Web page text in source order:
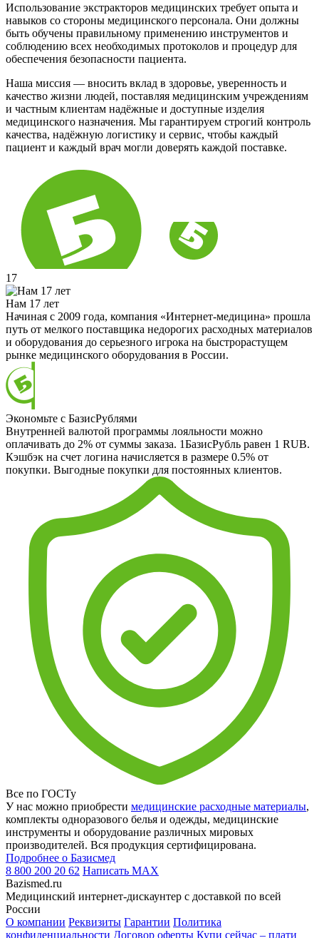
Использование экстракторов медицинских требует опыта и
навыков со стороны медицинского персонала. Они должны
быть обучены правильному применению инструментов и
соблюдению всех необходимых протоколов и процедур для
обеспечения безопасности пациента.
Наша миссия — вносить вклад в здоровье, уверенность и
качество жизни людей, поставляя медицинским учреждениям
и частным клиентам надёжные и доступные изделия
медицинского назначения. Мы гарантируем строгий контроль
качества, надёжную логистику и сервис, чтобы каждый
пациент и каждый врач могли доверять каждой поставке.
17
Нам 17 лет
Начиная с 2009 года, компания «Интернет-медицина» прошла
путь от мелкого поставщика недорогих расходных материалов
и оборудования до серьезного игрока на быстрорастущем
рынке медицинского оборудования в России.
Экономьте с БазисРублями
Внутренней валютой программы лояльности можно
оплачивать до 2% от суммы заказа. 1БазисРубль равен 1 RUB.
Кэшбэк на счет логина начисляется в размере 0.5% от
покупки. Выгодные покупки для постоянных клиентов.
Все по ГОСТу
У нас можно приобрести медицинские расходные материалы,
комплекты одноразового белья и одежды, медицинские
инструменты и оборудование различных мировых
производителей. Вся продукция сертифицирована.
Подробнее о Базисмед
8 800 200 20 62 Написать MAX
Bazismed.ru
Медицинский интернет-дискаунтер с доставкой по всей
России
О компании Реквизиты Гарантии Политика
конфиденциальности Договор оферты Купи сейчас – плати